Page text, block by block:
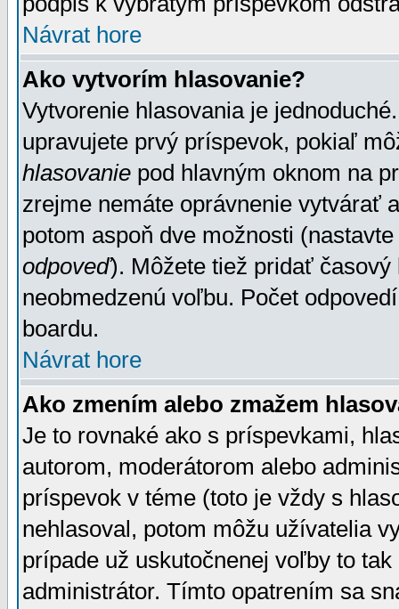
Návrat hore
Ako vytvorím hlasovanie?
Vytvorenie hlasovania je
upravujete prvý príspevok, pokiaľ
hlasovanie pod hlavným oknom na
zrejme nemáte oprávnenie vytvárať
potom aspoň dve možnosti
odpoveď). Môžete tiež pridať
neobmedzenú voľbu. Počet
boardu.
Návrat hore
Ako zmením alebo zmažem
Je to rovnaké ako s príspevkami,
autorom, moderátorom alebo
príspevok v téme (toto je vždy s
nehlasoval, potom môžu užívatelia
prípade už uskutočnenej voľby to
administrátor. Tímto opatrením sa